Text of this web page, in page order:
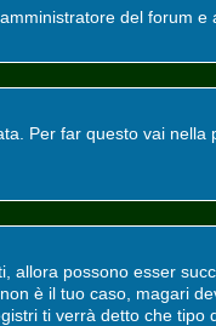
del forum
Per far questo vai nella
possono esser
è il tuo caso, magari
ti verrà detto che